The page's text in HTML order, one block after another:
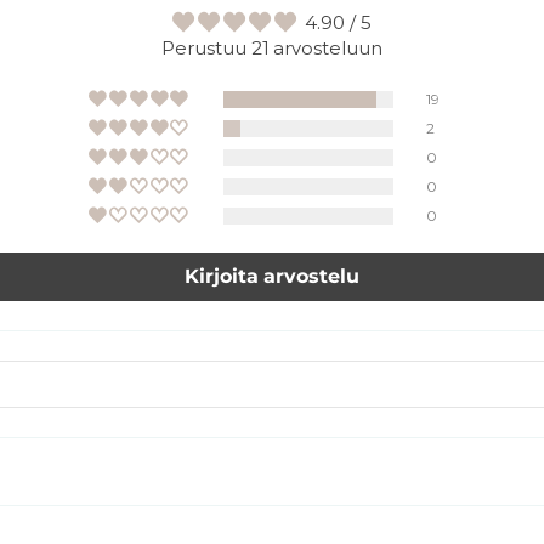
4.90 / 5
Perustuu 21 arvosteluun
19
2
0
0
0
Kirjoita arvostelu